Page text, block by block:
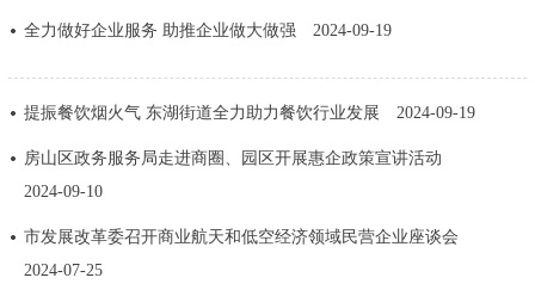
全力做好企业服务 助推企业做大做强 2024-09-19
提振餐饮烟火气 东湖街道全力助力餐饮行业发展 2024-09-19
房山区政务服务局走进商圈、园区开展惠企政策宣讲活动
2024-09-10
市发展改革委召开商业航天和低空经济领域民营企业座谈会
2024-07-25